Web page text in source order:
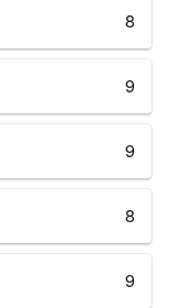
8
9
9
8
9